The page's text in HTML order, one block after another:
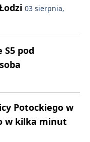
03 sierpnia,
pod
Potockiego w
w kilka minut